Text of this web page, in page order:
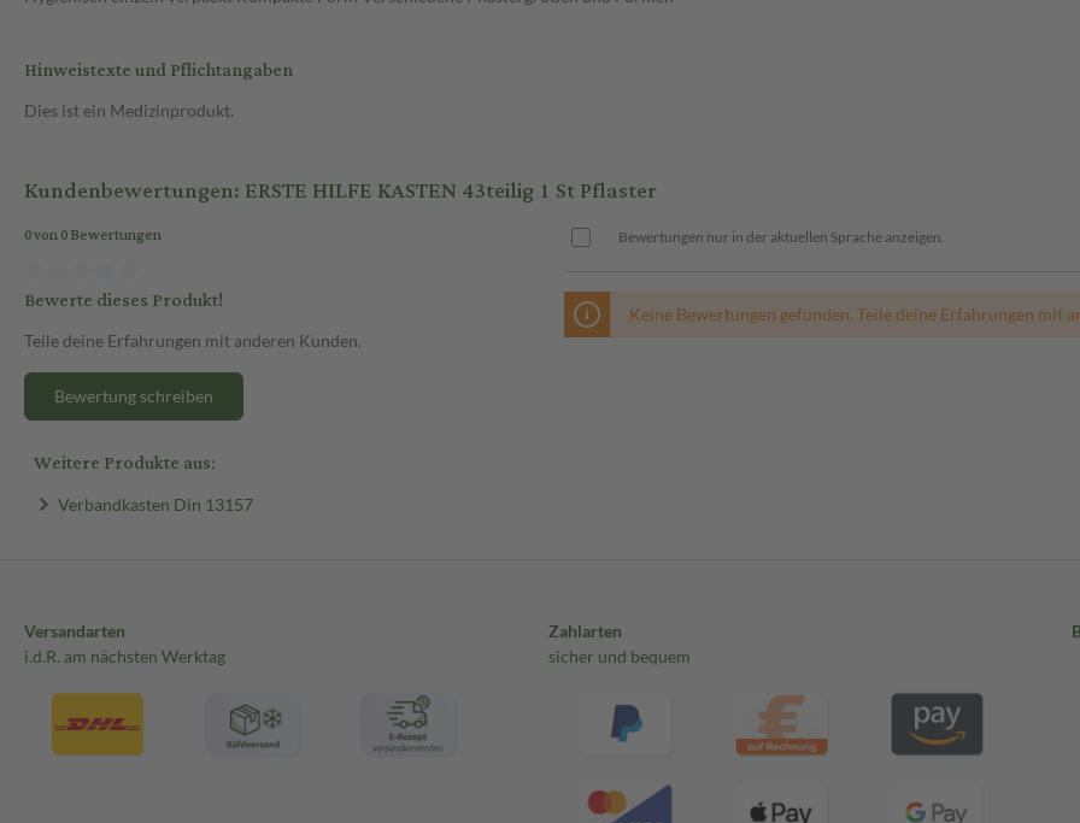
Hinweistexte und Pflichtangaben
Dies ist ein Medizinprodukt.
Kundenbewertungen: ERSTE HILFE KASTEN 43teilig 1 St Pflaster
0 von 0 Bewertungen
Bewerte dieses Produkt!
Teile deine Erfahrungen mit anderen Kunden.
Bewertung schreiben
Bewertungen nur in der aktuellen Sprache anzeigen.
Keine Bewertungen gefunden. Teile deine Erfahrungen mit
Weitere Produkte aus:
Verbandkasten Din 13157
Versandarten
i.d.R. am nächsten Werktag
Zahlarten
sicher und bequem